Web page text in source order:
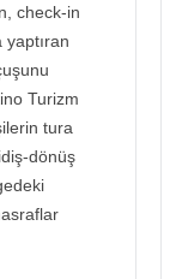
check-in
Turizm
tura
dönüş